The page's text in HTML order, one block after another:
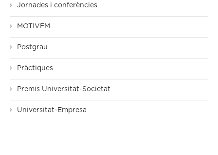
Jornades i conferències
MOTIVEM
Postgrau
Pràctiques
Premis Universitat-Societat
Universitat-Empresa